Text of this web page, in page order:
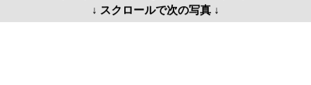
↓ スクロールで次の写真 ↓